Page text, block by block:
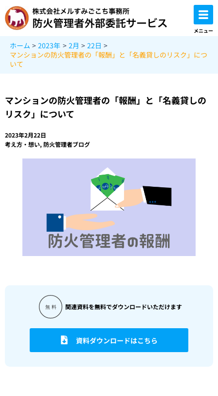
容
を
メニュー
ホーム 2023年 2月
22日
マンションの防火管理者の「報酬」と「名義貸しのリスク」につ
いて
マンションの防火管理者の「報酬」と「名義貸しの
リスク」について
2023年2月22日
考え方・想い, 防火管理者ブログ
関連資料を無料でダウンロードいただけます
資料ダウンロードはこちら